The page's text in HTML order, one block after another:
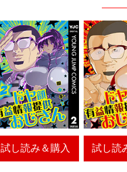
試し読み＆購入 試し読